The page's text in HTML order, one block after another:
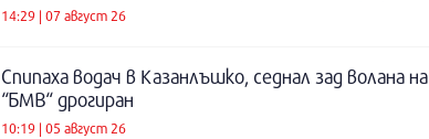
14:29 | 07 август 26
Спипаха водач в Казанлъшко, седнал зад волана на
“БМВ“ дрогиран
10:19 | 05 август 26